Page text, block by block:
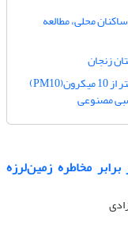
محلی، مطالعه
زنجان
سنجش و پیش‌بینی آلاینده جوی ذرات معلق کمتر از 10 میکرون(PM10)
مصنوعی
مخاطره زمین‌لرزه